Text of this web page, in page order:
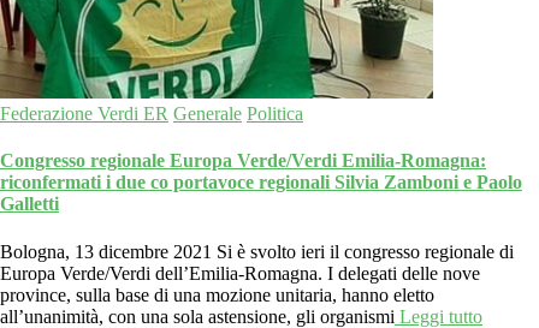
Federazione Verdi ER Generale Politica
Congresso regionale Europa Verde/Verdi Emilia-Romagna:
riconfermati i due co portavoce regionali Silvia Zamboni e Paolo
Galletti
Bologna, 13 dicembre 2021 Si è svolto ieri il congresso regionale di
Europa Verde/Verdi dell’Emilia-Romagna. I delegati delle nove
province, sulla base di una mozione unitaria, hanno eletto
all’unanimità, con una sola astensione, gli organismi Leggi tutto